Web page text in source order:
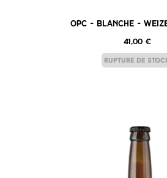
OPC – Blanche –
41,00 €
RUPTURE DE